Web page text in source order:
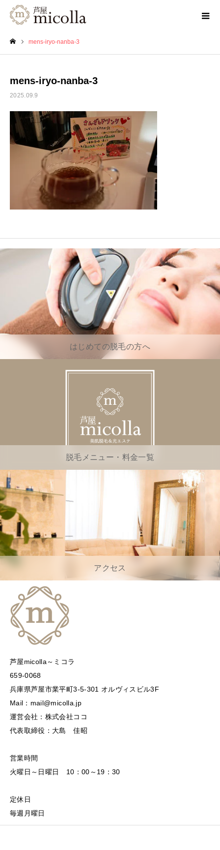
mens-iryo-nanba-3
mens-iryo-nanba-3
2025.09.9
はじめての脱毛の方へ
脱毛メニュー・料金一覧
アクセス
芦屋micolla～ミコラ
659-0068
兵庫県芦屋市業平町3-5-301 オルヴィスビル3F
Mail：mail@micolla.jp
運営会社：株式会社ココ
代表取締役：大島 佳昭
営業時間
火曜日～日曜日 10：00～19：30
定休日
毎週月曜日